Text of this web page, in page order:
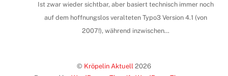
Ist zwar wieder sichtbar, aber basiert technisch immer noch
auf dem hoffnungslos veralteten Typo3 Version 4.1 (von
2007!), während inzwischen…
© Kröpelin Aktuell 2026